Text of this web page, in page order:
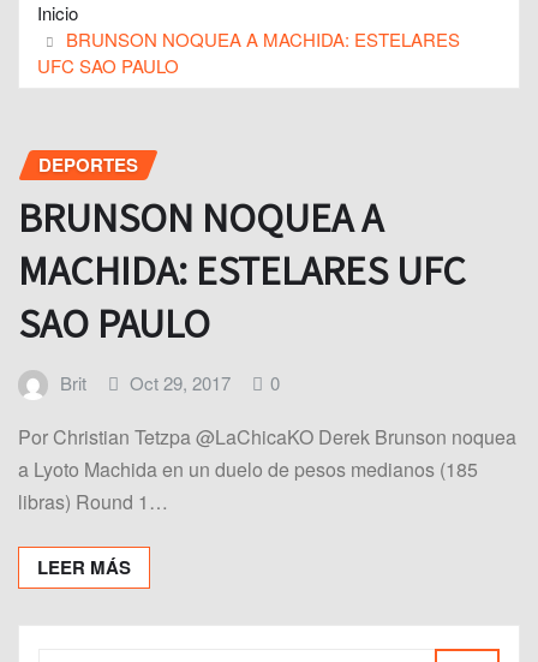
Inicio
BRUNSON NOQUEA A MACHIDA: ESTELARES
UFC SAO PAULO
DEPORTES
BRUNSON NOQUEA A
MACHIDA: ESTELARES UFC
SAO PAULO
Brit Oct 29, 2017 0
Por Christian Tetzpa @LaChicaKO Derek Brunson noquea
a Lyoto Machida en un duelo de pesos medianos (185
libras) Round 1…
LEER MÁS